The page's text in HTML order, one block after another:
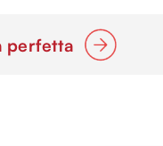
perfetta